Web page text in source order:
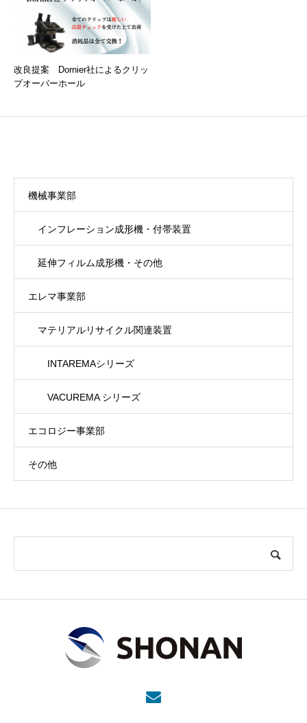
改良提案 Dornier社によるクリッ
プオーバーホール
機械事業部
インフレーション成形機・付帯装置
延伸フィルム成形機・その他
エレマ事業部
マテリアルリサイクル関連装置
INTAREMAシリーズ
VACUREMA シリーズ
エコロジー事業部
その他